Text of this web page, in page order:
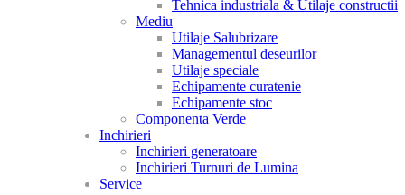
Tehnica industriala & Utilaje constructii
Mediu
Utilaje Salubrizare
Managementul deseurilor
Utilaje speciale
Echipamente curatenie
Echipamente stoc
Componenta Verde
Inchirieri
Inchirieri generatoare
Inchirieri Turnuri de Lumina
Service